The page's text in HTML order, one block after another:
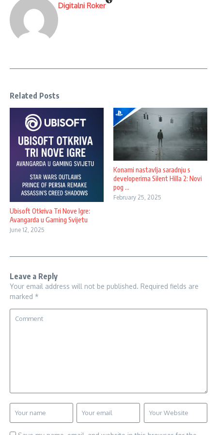
Digitalni Roker
Related Posts
Ubisoft Otkriva Tri Nove Igre:
Avangarda u Gaming Svijetu
June 12, 2025
Konami nastavlja saradnju s
developerima Silent Hilla 2: Novi
pog ...
February 25, 2025
Leave a Reply
Your email address will not be published. Required fields are
marked *